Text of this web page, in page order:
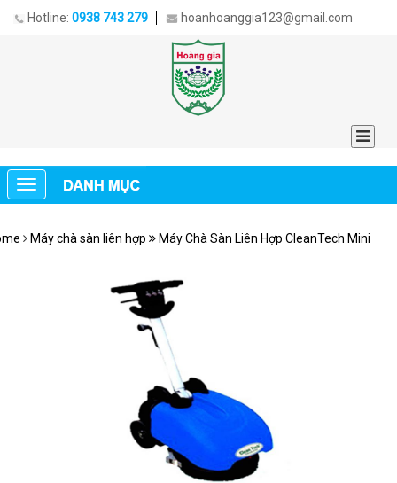
Hotline: 0938 743 279 hoanhoanggia123@gmail.com
Máy chà sàn liên hợp Máy Chà Sàn Liên Hợp CleanTech Mini